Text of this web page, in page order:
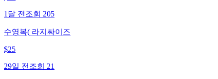
1달 전 조회 205
수영복( 라지싸이즈
$25
29일 전 조회 21